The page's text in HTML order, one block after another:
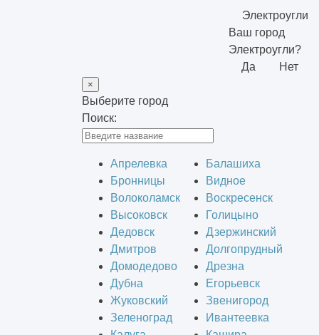
Электроугли
Ваш город
Электроугли?
Да
Нет
×
Выберите город
Поиск:
Апрелевка
Балашиха
Бронницы
Видное
Волоколамск
Воскресенск
Высоковск
Голицыно
Дедовск
Дзержинский
Дмитров
Долгопрудный
Домодедово
Дрезна
Дубна
Егорьевск
Жуковский
Звенигород
Зеленоград
Ивантеевка